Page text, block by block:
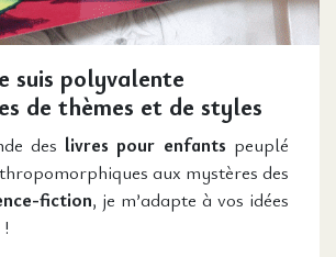
suis polyvalente
de thèmes et de styles
des livres pour enfants peuplé
aux mystères des
fiction, je m’adapte à vos idées